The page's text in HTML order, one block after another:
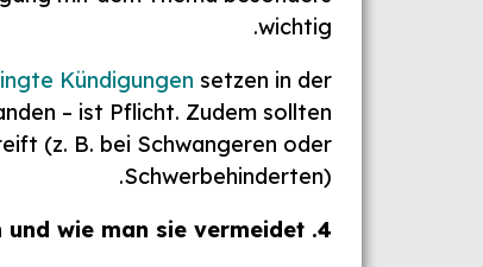
wichtig.
Kündigungen setzen in der
– ist Pflicht. Zudem sollten
(z. B. bei Schwangeren oder
Schwerbehinderten).
4. Typische Fehler bei Kündigungen und wie man sie vermeidet